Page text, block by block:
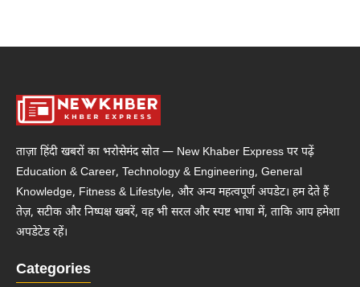
ताज़ा हिंदी खबरों का भरोसेमंद स्रोत — New Khaber Express पर पढ़ें
Education & Career, Technology & Engineering, General
Knowledge, Fitness & Lifestyle, और अन्य महत्वपूर्ण अपडेट। हम देते हैं
तेज़, सटीक और निष्पक्ष खबरें, वह भी सरल और स्पष्ट भाषा में, ताकि आप हमेशा
अपडेटेड रहें।
Categories